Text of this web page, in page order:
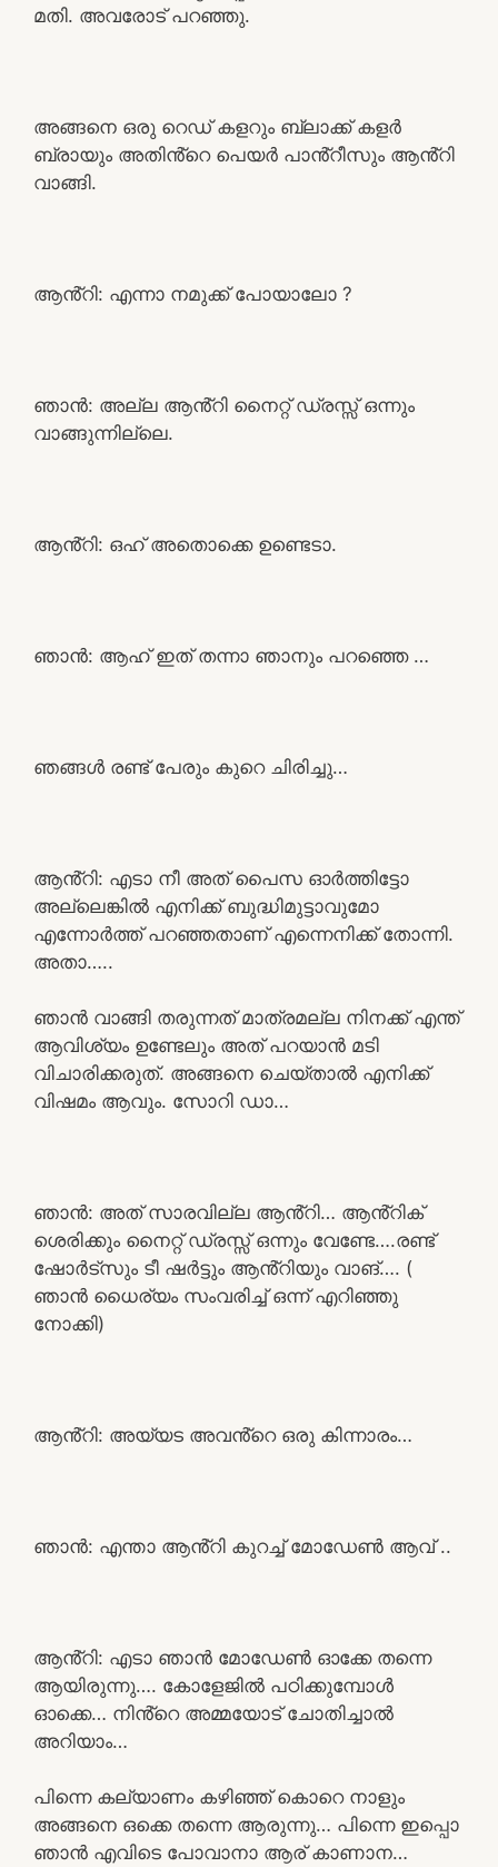
മതി. അവരോട് പറഞ്ഞു.
അങ്ങനെ ഒരു റെഡ് കളറും ബ്ലാക്ക് കളർ
ബ്രായും അതിൻ്റെ പെയർ പാൻ്റീസും ആൻ്റി
വാങ്ങി.
ആൻ്റി: എന്നാ നമുക്ക് പോയാലോ ?
ഞാൻ: അല്ല ആൻ്റി നൈറ്റ് ഡ്രസ്സ് ഒന്നും
വാങ്ങുന്നില്ലെ.
ആൻ്റി: ഒഹ് അതൊക്കെ ഉണ്ടെടാ.
ഞാൻ: ആഹ് ഇത് തന്നാ ഞാനും പറഞ്ഞെ …
ഞങ്ങൾ രണ്ട് പേരും കുറെ ചിരിച്ചു…
ആൻ്റി: എടാ നീ അത് പൈസ ഓർത്തിട്ടോ
അല്ലെങ്കിൽ എനിക്ക് ബുദ്ധിമുട്ടാവുമോ
എന്നോർത്ത് പറഞ്ഞതാണ് എന്നെനിക്ക് തോന്നി.
അതാ…..
ഞാൻ വാങ്ങി തരുന്നത് മാത്രമല്ല നിനക്ക് എന്ത്
ആവിശ്യം ഉണ്ടേലും അത് പറയാൻ മടി
വിചാരിക്കരുത്. അങ്ങനെ ചെയ്താൽ എനിക്ക്
വിഷമം ആവും. സോറി ഡാ…
ഞാൻ: അത് സാരവില്ല ആൻ്റി… ആൻ്റിക്
ശെരിക്കും നൈറ്റ് ഡ്രസ്സ് ഒന്നും വേണ്ടേ….രണ്ട്
ഷോർട്സും ടീ ഷർട്ടും ആൻ്റിയും വാങ്…. (
ഞാൻ ധൈര്യം സംവരിച്ച് ഒന്ന് എറിഞ്ഞു
നോക്കി)
ആൻ്റി: അയ്യട അവൻ്റെ ഒരു കിന്നാരം…
ഞാൻ: എന്താ ആൻ്റി കുറച്ച് മോഡേൺ ആവ് ..
ആൻ്റി: എടാ ഞാൻ മോഡേൺ ഓക്കേ തന്നെ
ആയിരുന്നു…. കോളേജിൽ പഠിക്കുമ്പോൾ
ഓക്കെ… നിൻ്റെ അമ്മയോട് ചോതിച്ചാൽ
അറിയാം…
പിന്നെ കല്യാണം കഴിഞ്ഞ് കൊറെ നാളും
അങ്ങനെ ഒക്കെ തന്നെ ആരുന്നു… പിന്നെ ഇപ്പൊ
ഞാൻ എവിടെ പോവാനാ ആര് കാണാന…